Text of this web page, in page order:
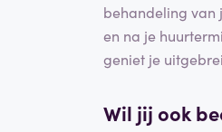
behandeling van
en na je
geniet je
Wil jij ook